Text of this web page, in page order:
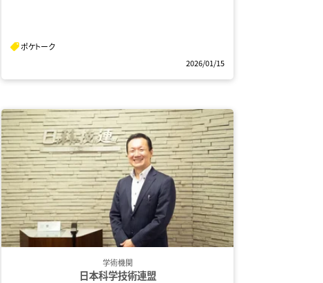
ポケトーク
2026/01/15
学術機関
日本科学技術連盟